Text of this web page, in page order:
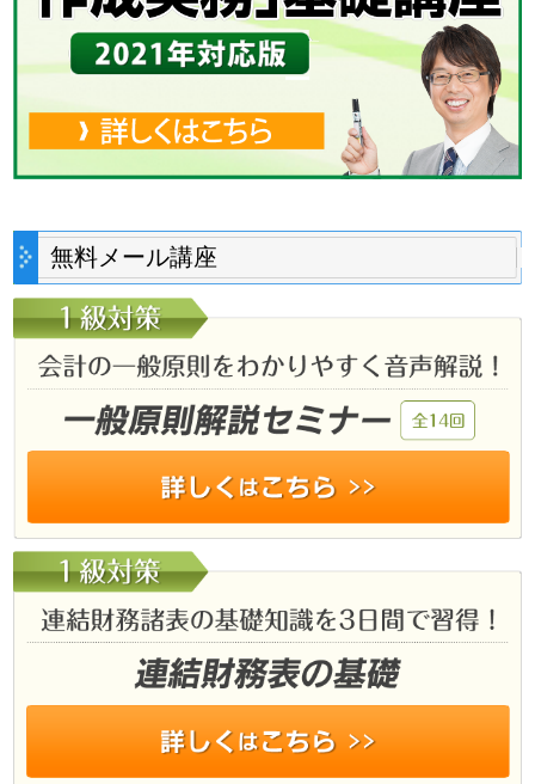
無料メール講座